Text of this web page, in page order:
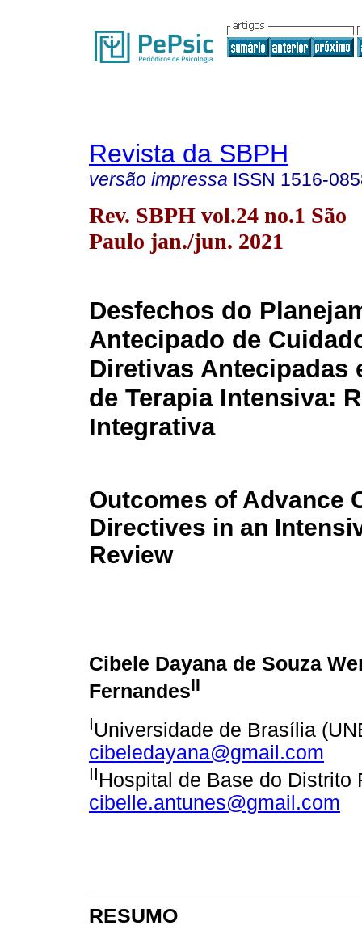
Revista da SBPH
versão impressa ISSN 1516-
Rev. SBPH vol.24 no.1 São
Paulo jan./jun. 2021
Desfechos do
Antecipado de
Diretivas Antecipadas
de Terapia Intensiva:
Integrativa
Outcomes of Advance
Directives in an
Review
Cibele Dayana de Souza
FernandesII
IUniversidade de Brasília
cibeledayana@gmail.com
IIHospital de Base do Distrito
cibelle.antunes@gmail.com
RESUMO